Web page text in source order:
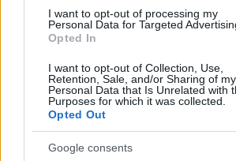
I want to opt-out of processing my
Personal Data for Targeted
Opted In
I want to opt-out of Collection, Use,
Retention, Sale, and/or Sharing of my
Personal Data that Is Unrelated with
Purposes for which it was collected.
Opted Out
Google consents
„Jó látni, hogy közel az álom” –
pletykákról